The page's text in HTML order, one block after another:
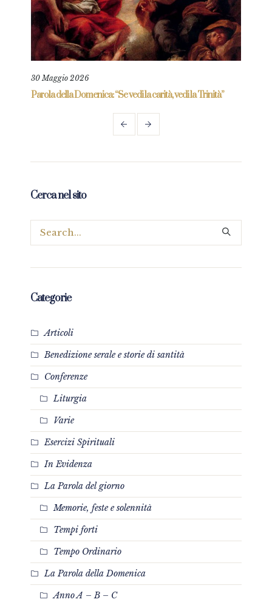
30 Maggio 2026
Parola della Domenica: “Se vedi la carità, vedi la Trinità”
Cerca nel sito
Categorie
Articoli
Benedizione serale e storie di santità
Conferenze
Liturgia
Varie
Esercizi Spirituali
In Evidenza
La Parola del giorno
Memorie, feste e solennità
Tempi forti
Tempo Ordinario
La Parola della Domenica
Anno A – B – C